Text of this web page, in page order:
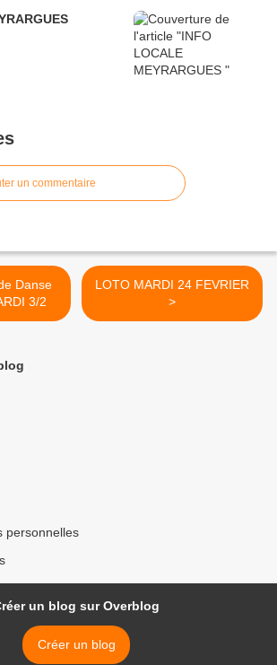
un commentaire
3/2
LOTO MARDI 24 FEVRIER
>
personnelles
un blog sur Overblog
Créer un blog